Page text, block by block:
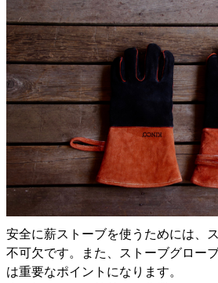
安全に薪ストーブを使うためには、
不可欠です。また、ストーブグロー
は重要なポイントになります。